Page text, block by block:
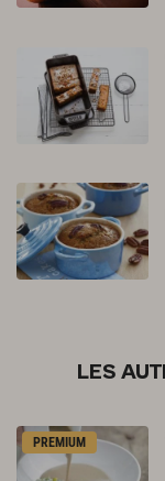
LES
PREMIUM